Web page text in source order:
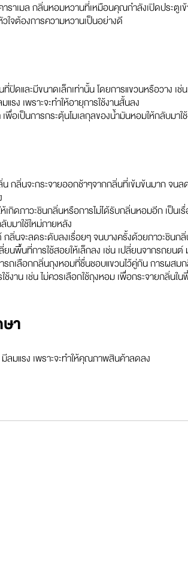
ราเมล กลิ่นหอมหวานที่เหมือนคุณกำลังเปิดประ
จต้องการความหวานเป็นอย่างดี
ดและมีขนาดเล็กเท่านั้น โดยการแขวนหรือวาง เช่
รง เพราะจะทำให้อายุการใช้งานสั้นลง
อเป็นการกระตุ้นโมเลกุลของน้ำมันหอมให้กลับมาใ
กลิ่นจะกระจายออกช้าๆจากกลิ่นที่เข้มข้นมาก จน
เกิดภาวะชินกลิ่นหรือการไม่ได้รับกลิ่นหอมอีก เ
มาใช้ใหม่ภายหลัง
กลิ่นจะลดระดับลงเรื่อยๆ จนบางครั้งด้วยภาวะชิ
ยนพื้นที่การใช้สอยให้เล็กลง เช่น เปลี่ยนจากรถยน
รถเลือกกลิ่นถุงหอมที่ชื่นชอบแขวนไว้คู่กัน การผ
าน เช่น ไม่ควรเลือกใช้ถุงหอม เพื่อกระจายกลิ่
า
ลมแรง เพราะจะทำให้คุณภาพสินค้าลดลง